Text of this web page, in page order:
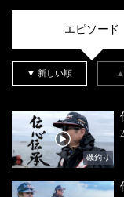
エピソード
▼ 新しい順
磯釣り